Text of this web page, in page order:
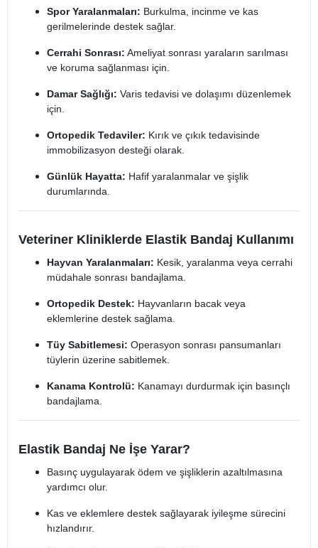
Spor Yaralanmaları: Burkulma, incinme ve kas
gerilmelerinde destek sağlar.
Cerrahi Sonrası: Ameliyat sonrası yaraların sarılması
ve koruma sağlanması için.
Damar Sağlığı: Varis tedavisi ve dolaşımı düzenlemek
için.
Ortopedik Tedaviler: Kırık ve çıkık tedavisinde
immobilizasyon desteği olarak.
Günlük Hayatta: Hafif yaralanmalar ve şişlik
durumlarında.
Veteriner Kliniklerde Elastik Bandaj Kullanımı
Hayvan Yaralanmaları: Kesik, yaralanma veya cerrahi
müdahale sonrası bandajlama.
Ortopedik Destek: Hayvanların bacak veya
eklemlerine destek sağlama.
Tüy Sabitlemesi: Operasyon sonrası pansumanları
tüylerin üzerine sabitlemek.
Kanama Kontrolü: Kanamayı durdurmak için basınçlı
bandajlama.
Elastik Bandaj Ne İşe Yarar?
Basınç uygulayarak ödem ve şişliklerin azaltılmasına
yardımcı olur.
Kas ve eklemlere destek sağlayarak iyileşme sürecini
hızlandırır.